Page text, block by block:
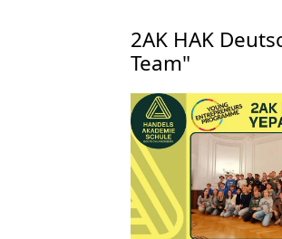
2AK HAK
Team"